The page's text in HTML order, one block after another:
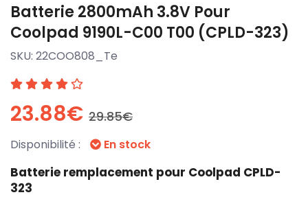
Batterie 2800mAh 3.8V Pour
Coolpad 9190L-C00 T00 (CPLD-323)
SKU: 22COO808_Te
23.88€ 29.85€
Disponibilité : En stock
Batterie remplacement pour Coolpad CPLD-
323